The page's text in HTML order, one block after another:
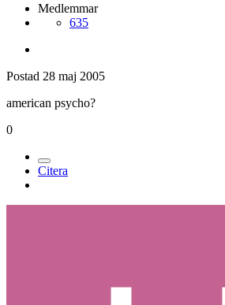
Medlemmar
635
Postad 28 maj 2005
american psycho?
0
Citera